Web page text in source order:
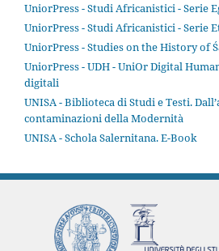
UniorPress - Studi Africanistici - Serie
UniorPress - Studi Africanistici - Serie
UniorPress - Studies on the History of
UniorPress - UDH - UniOr Digital
digitali
UNISA - Biblioteca di Studi e Testi.
contaminazioni della Modernità
UNISA - Schola Salernitana. E-Book